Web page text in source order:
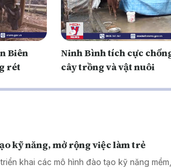
Biên
rét
Ninh Bình tích cực
cây trồng và vật nuôi
kỹ năng, mở rộng việc làm trẻ
khai các mô hình đào tạo kỹ năng